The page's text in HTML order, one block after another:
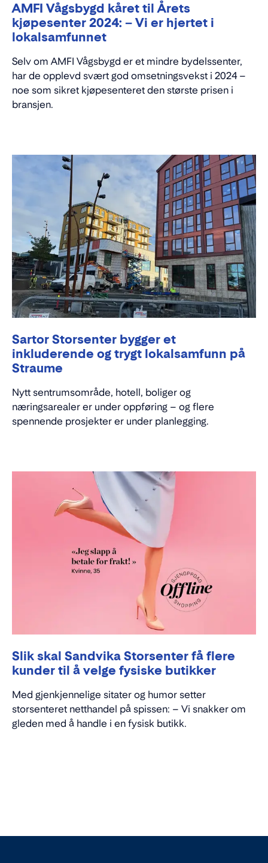
AMFI Vågsbygd kåret til Årets
kjøpesenter 2024: – Vi er hjertet i
lokalsamfunnet
Selv om AMFI Vågsbygd er et mindre bydelssenter,
har de opplevd svært god omsetningsvekst i 2024 –
noe som sikret kjøpesenteret den største prisen i
bransjen.
Sartor Storsenter bygger et
inkluderende og trygt lokalsamfunn på
Straume
Nytt sentrumsområde, hotell, boliger og
næringsarealer er under oppføring – og flere
spennende prosjekter er under planlegging.
Slik skal Sandvika Storsenter få flere
kunder til å velge fysiske butikker
Med gjenkjennelige sitater og humor setter
storsenteret netthandel på spissen: – Vi snakker om
gleden med å handle i en fysisk butikk.